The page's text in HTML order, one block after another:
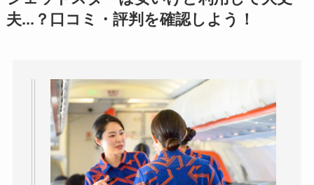
夫...？口コミ・評判を確認しよう！